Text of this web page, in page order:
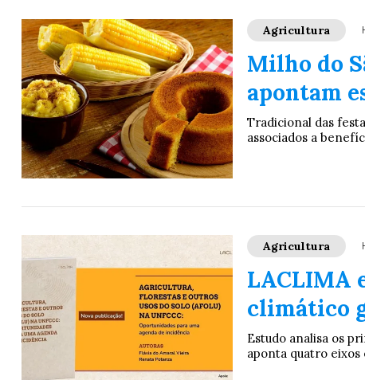
Agricultura
Milho do
apontam
Tradicional das
associados a
Agricultura
LACLIMA
climático
Estudo analisa os
aponta quatro eixos